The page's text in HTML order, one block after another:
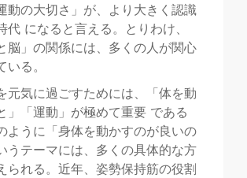
動の大切さ」が、より大きく認識
代 になると言える。とりわけ、
脳」の関係には、多くの人が関心
いる。
元気に過ごすためには、「体を動
」「運動」が極めて重要 である
ように「身体を動かすのが良いの
うテーマには、多くの具体的な方
られる。近年、姿勢保持筋の役割